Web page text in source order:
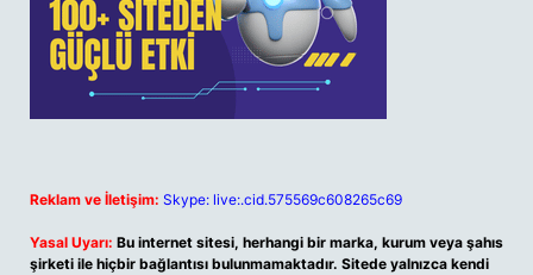
Reklam ve İletişim: Skype: live:.cid.575569c608265c69
Yasal Uyarı: Bu internet sitesi, herhangi bir marka, kurum veya şahıs
şirketi ile hiçbir bağlantısı bulunmamaktadır. Sitede yalnızca kendi